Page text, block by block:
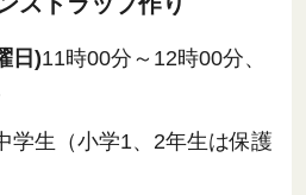
日)11時00分～12時00分、
学生（小学1、2年生は保護